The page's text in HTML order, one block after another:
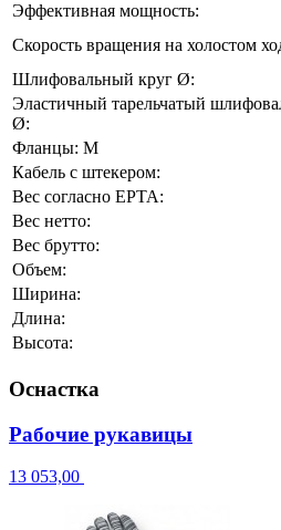
Эффективная мощность:
Скорость вращения на холостом
Шлифовальный круг Ø:
Эластичный тарельчатый
Ø:
Фланцы: M
Кабель с штекером:
Вес согласно EPTA:
Вес нетто:
Вес брутто:
Объем:
Ширина:
Длина:
Высота:
Оснастка
Рабочие рукавицы
13 053,00